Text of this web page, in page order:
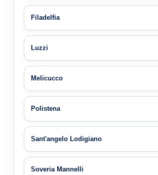
Filadelfia
Luzzi
Melicucco
Polistena
Sant'angelo Lodigiano
Soveria Mannelli